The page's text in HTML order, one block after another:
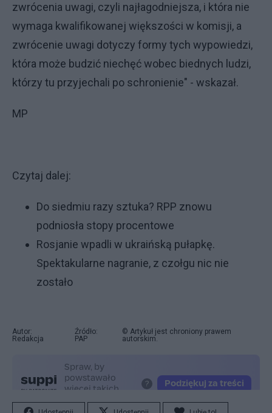
zwrócenia uwagi, czyli najłagodniejsza, i która nie
wymaga kwalifikowanej większości w komisji, a
zwrócenie uwagi dotyczy formy tych wypowiedzi,
która może budzić niechęć wobec biednych ludzi,
którzy tu przyjechali po schronienie" - wskazał.
MP
Czytaj dalej:
Do siedmiu razy sztuka? RPP znowu
podniosła stopy procentowe
Rosjanie wpadli w ukraińską pułapkę.
Spektakularne nagranie, z czołgu nic nie
zostało
Autor:
Redakcja
Źródło:
PAP
© Artykuł jest chroniony prawem
autorskim.